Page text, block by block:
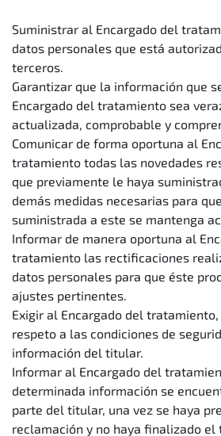
Suministrar al Encargado del
datos personales que está
terceros.
Garantizar que la información que
Encargado del tratamiento sea
actualizada, comprobable y
Comunicar de forma oportuna al
tratamiento todas las novedades
que previamente le haya
demás medidas necesarias para
suministrada a este se mantenga
Informar de manera oportuna al
tratamiento las rectificaciones
datos personales para que éste
ajustes pertinentes.
Exigir al Encargado del
respeto a las condiciones de
información del titular.
Informar al Encargado del
determinada información se
parte del titular, una vez se haya
reclamación y no haya finalizado